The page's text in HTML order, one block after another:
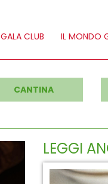
GALA CLUB IL MONDO
CANTINA
LEGGI